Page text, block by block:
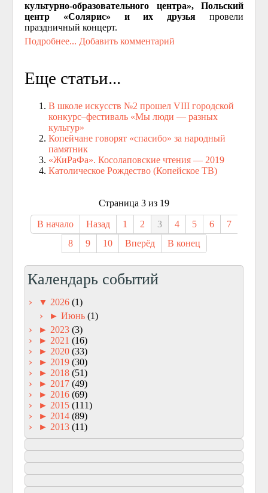
культурно-образовательного центра», Польский
центр «Солярис» и их друзья провели
праздничный концерт.
Подробнее... Добавить комментарий
Еще статьи...
В школе искусств №2 прошел VIII городской
конкурс–фестиваль «Мы люди — разных
культур»
Копейчане говорят «спасибо» за народный
памятник
«ЖиРаФа». Косолаповские чтения — 2019
Католическое Рождество (Копейское ТВ)
Страница 3 из 19
В начало Назад 1 2 3 4 5 6
7
8
9 10 Вперёд В конец
Календарь событий
▼ 2026 (1)
► Июнь (1)
► 2023 (3)
► 2021 (16)
► 2020 (33)
► 2019 (30)
► 2018 (51)
► 2017 (49)
► 2016 (69)
► 2015 (111)
► 2014 (89)
► 2013 (11)